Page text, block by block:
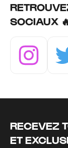
SOCIAUX
RECEVEZ
ET